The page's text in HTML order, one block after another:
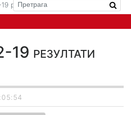
резултати писменог
резултати